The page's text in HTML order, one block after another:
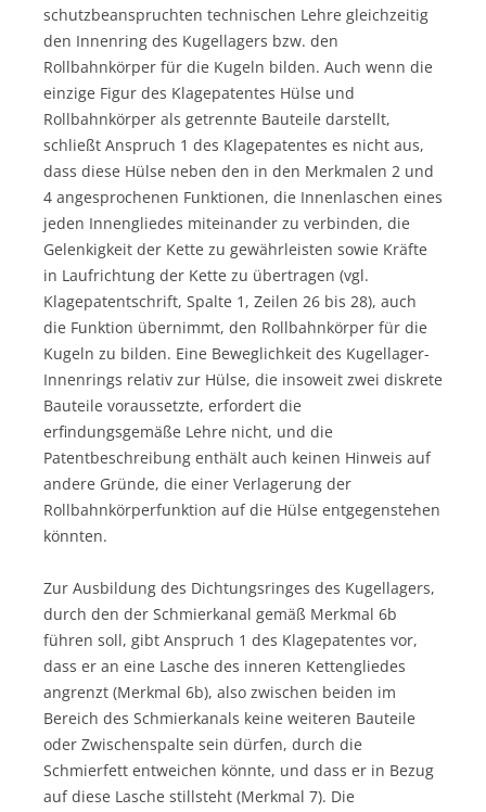
schutzbeanspruchten technischen Lehre gleichzeitig
den Innenring des Kugellagers bzw. den
Rollbahnkörper für die Kugeln bilden. Auch wenn die
einzige Figur des Klagepatentes Hülse und
Rollbahnkörper als getrennte Bauteile darstellt,
schließt Anspruch 1 des Klagepatentes es nicht aus,
dass diese Hülse neben den in den Merkmalen 2 und
4 angesprochenen Funktionen, die Innenlaschen eines
jeden Innengliedes miteinander zu verbinden, die
Gelenkigkeit der Kette zu gewährleisten sowie Kräfte
in Laufrichtung der Kette zu übertragen (vgl.
Klagepatentschrift, Spalte 1, Zeilen 26 bis 28), auch
die Funktion übernimmt, den Rollbahnkörper für die
Kugeln zu bilden. Eine Beweglichkeit des Kugellager-
Innenrings relativ zur Hülse, die insoweit zwei diskrete
Bauteile voraussetzte, erfordert die
erfindungsgemäße Lehre nicht, und die
Patentbeschreibung enthält auch keinen Hinweis auf
andere Gründe, die einer Verlagerung der
Rollbahnkörperfunktion auf die Hülse entgegenstehen
könnten.
Zur Ausbildung des Dichtungsringes des Kugellagers,
durch den der Schmierkanal gemäß Merkmal 6b
führen soll, gibt Anspruch 1 des Klagepatentes vor,
dass er an eine Lasche des inneren Kettengliedes
angrenzt (Merkmal 6b), also zwischen beiden im
Bereich des Schmierkanals keine weiteren Bauteile
oder Zwischenspalte sein dürfen, durch die
Schmierfett entweichen könnte, und dass er in Bezug
auf diese Lasche stillsteht (Merkmal 7). Die